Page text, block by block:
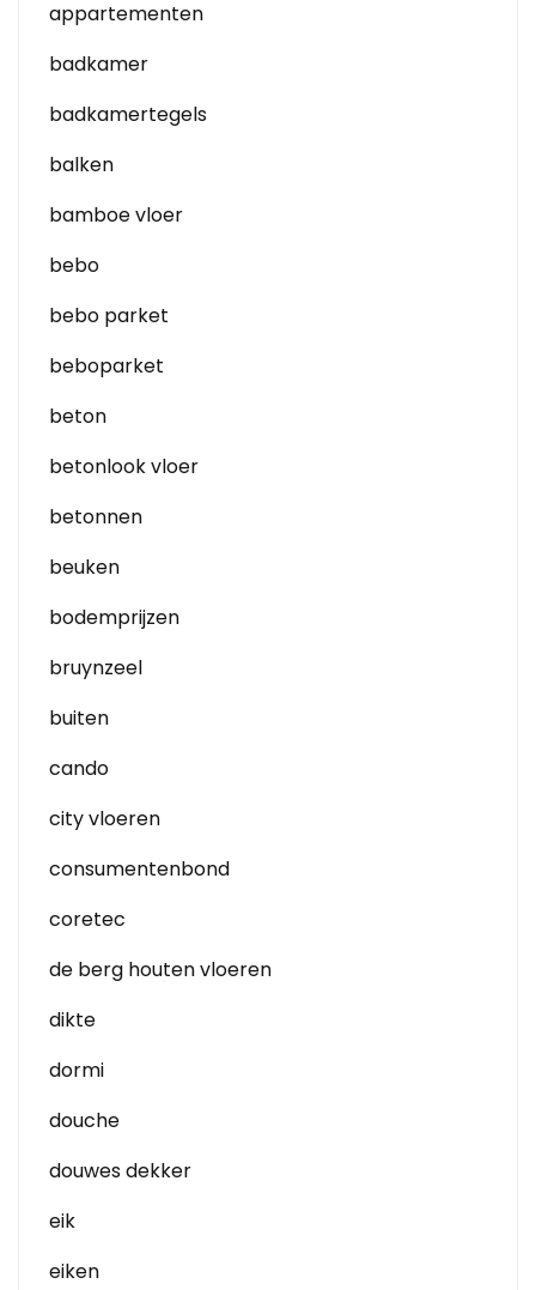
appartementen
badkamer
badkamertegels
balken
bamboe vloer
bebo
bebo parket
beboparket
beton
betonlook vloer
betonnen
beuken
bodemprijzen
bruynzeel
buiten
cando
city vloeren
consumentenbond
coretec
de berg houten vloeren
dikte
dormi
douche
douwes dekker
eik
eiken